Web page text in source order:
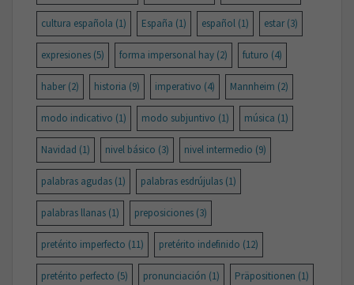
cultura española (1) España (1) español (1) estar(3)
expresiones (5) forma impersonal hay (2) futuro (4)
haber(2) historia (9) imperativo (4) Mannheim (2)
modo indicativo (1) modo subjuntivo (1) música (1)
Navidad (1) nivel básico (3) nivel intermedio (9)
palabras agudas (1) palabras esdrújulas (1)
palabras llanas (1) preposiciones (3)
pretérito imperfecto (11) pretérito indefinido (12)
pretérito perfecto (5) pronunciación (1) Präpositionen (1)